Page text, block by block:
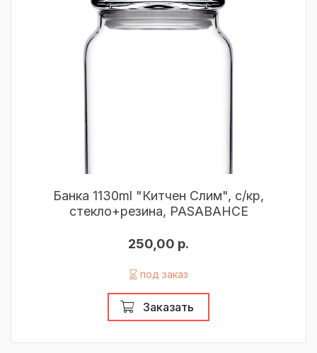
Банка 1130ml "Китчен Слим", с/кр,
стекло+резина, PASABAHCE
250,00 р.
под заказ
Заказать